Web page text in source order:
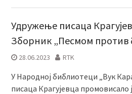
Удружење писаца
Зборник „Песмом против
28.06.2023 RTK
У Народној библиотеци „Вук
писаца Крагујевца промовисало